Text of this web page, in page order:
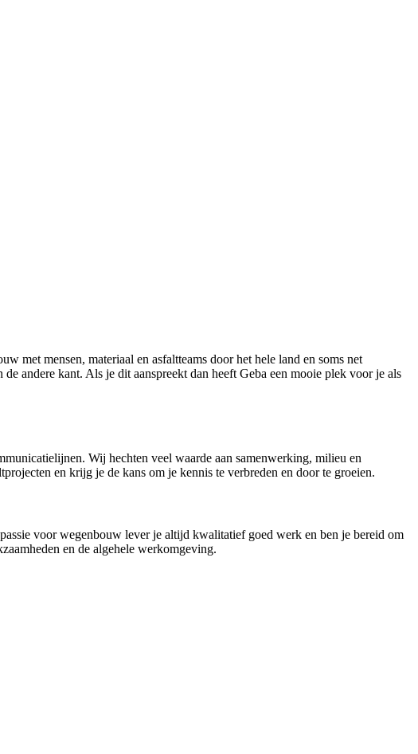
met mensen, materiaal en asfaltteams door het hele land en soms net
andere kant. Als je dit aanspreekt dan heeft Geba een mooie plek voor je als
Wij hechten veel waarde aan samenwerking, milieu en
en krijg je de kans om je kennis te verbreden en door te groeien.
voor wegenbouw lever je altijd kwalitatief goed werk en ben je bereid om
en de algehele werkomgeving.